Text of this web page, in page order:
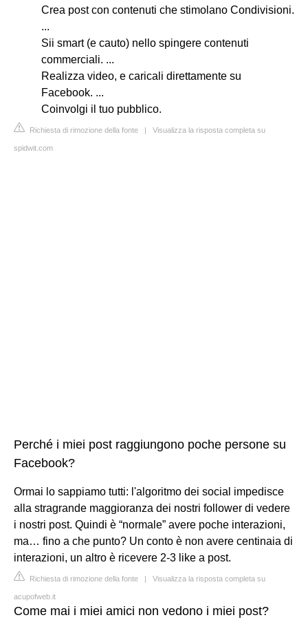
Crea post con contenuti che stimolano Condivisioni.
...
Sii smart (e cauto) nello spingere contenuti
commerciali. ...
Realizza video, e caricali direttamente su
Facebook. ...
Coinvolgi il tuo pubblico.
Richiesta di rimozione della fonte | Visualizza la risposta completa su
spidwit.com
Perché i miei post raggiungono poche persone su
Facebook?
Ormai lo sappiamo tutti: l'algoritmo dei social impedisce
alla stragrande maggioranza dei nostri follower di vedere
i nostri post. Quindi è “normale” avere poche interazioni,
ma… fino a che punto? Un conto è non avere centinaia di
interazioni, un altro è ricevere 2-3 like a post.
Richiesta di rimozione della fonte | Visualizza la risposta completa su
acupofweb.it
Come mai i miei amici non vedono i miei post?